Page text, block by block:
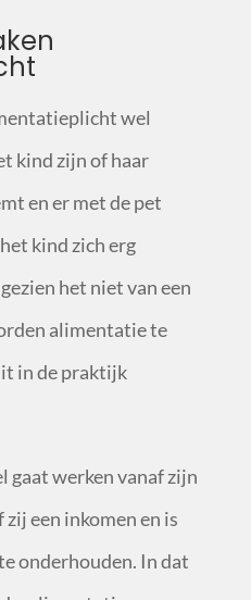
wel
kind zijn of haar
en er met de pet
kind zich erg
het niet van een
alimentatie te
in de praktijk
gaat werken vanaf zijn
een inkomen en is
onderhouden. In dat